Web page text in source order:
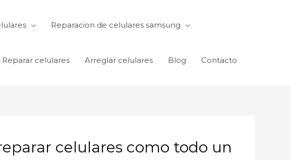
Reparacion de celulares samsung
Reparar celulares Arreglar celulares Blog Contacto
celulares como todo un